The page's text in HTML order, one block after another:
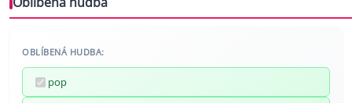
OBLÍBENÁ HUDBA:
pop